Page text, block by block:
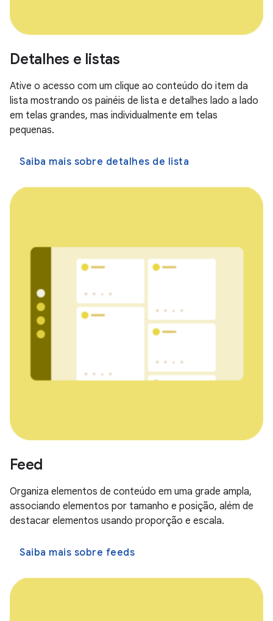
Detalhes e listas
Ative o acesso com um clique ao conteúdo do item da
lista mostrando os painéis de lista e detalhes lado a lado
em telas grandes, mas individualmente em telas
pequenas.
Saiba mais sobre detalhes de lista
Feed
Organiza elementos de conteúdo em uma grade ampla,
associando elementos por tamanho e posição, além de
destacar elementos usando proporção e escala.
Saiba mais sobre feeds